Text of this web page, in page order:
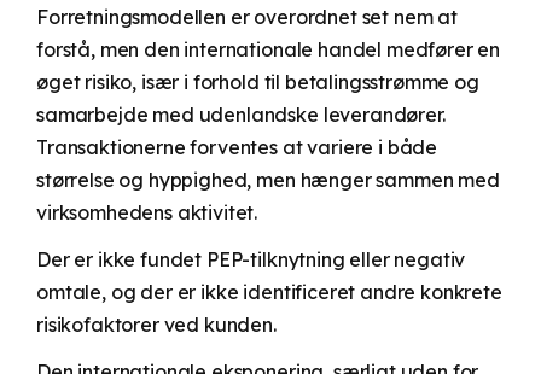
Forretningsmodellen er overordnet set nem at
forstå, men den internationale handel medfører en
øget risiko, især i forhold til betalingsstrømme og
samarbejde med udenlandske leverandører.
Transaktionerne forventes at variere i både
størrelse og hyppighed, men hænger sammen med
virksomhedens aktivitet.
Der er ikke fundet PEP-tilknytning eller negativ
omtale, og der er ikke identificeret andre konkrete
risikofaktorer ved kunden.